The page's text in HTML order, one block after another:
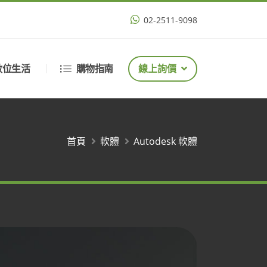
02-2511-9098
位生活 購物指南 線上詢價
首頁 軟體 Autodesk 軟體